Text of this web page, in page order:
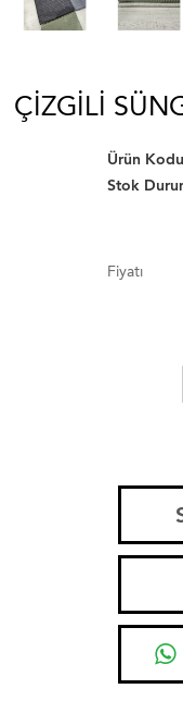
ÇIZGILI
Ürün Kodu
Stok
Fiyatı